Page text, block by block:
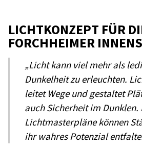
LICHTKONZEPT FÜR
FORCHHEIMER
„Licht kann viel mehr als
Dunkelheit zu erleuchten.
leitet Wege und gestaltet
auch Sicherheit im Dunklen.
Lichtmasterpläne können
ihr wahres Potenzial